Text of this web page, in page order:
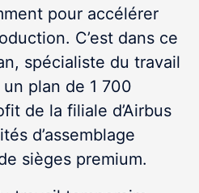
pour accélérer
C’est dans ce
spécialiste du travail
plan de 1 700
de la filiale d’Airbus
d’assemblage
sièges premium.